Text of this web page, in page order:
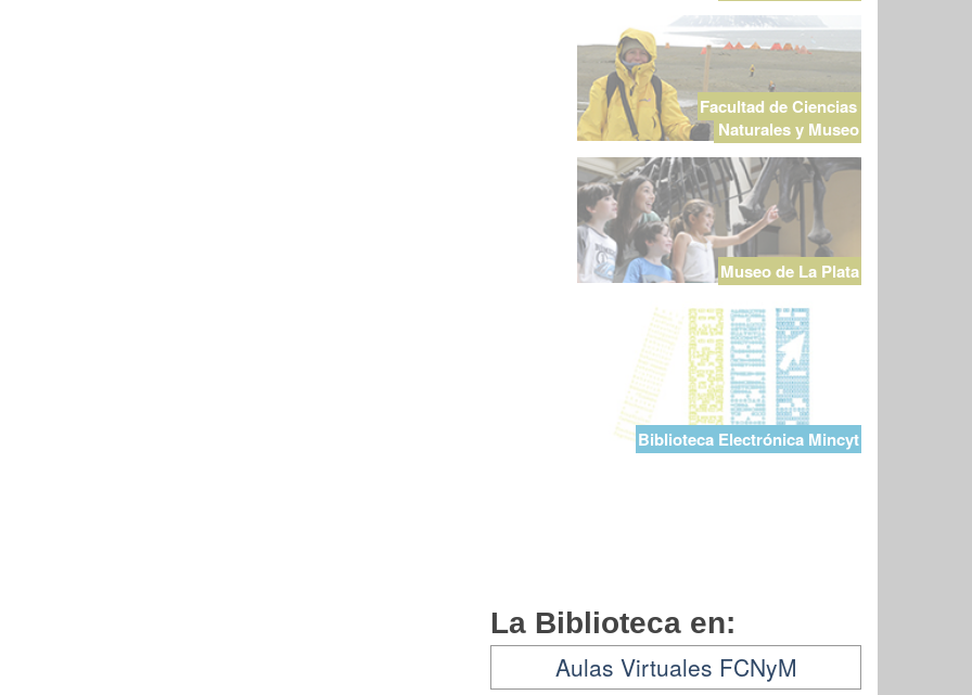
Facultad de Ciencias
Naturales y Museo
Museo de La Plata
Biblioteca Electrónica Mincyt
La Biblioteca en:
Aulas Virtuales FCNyM